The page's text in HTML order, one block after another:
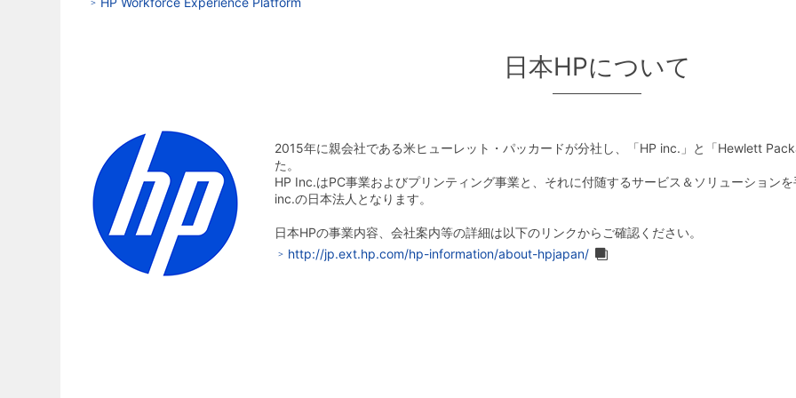
日本HPについて
2015年に親会社である米ヒューレット・パッカードが分社し、「HP inc.」と「Hewlett
た。
HP Inc.はPC事業およびプリンティング事業と、それに付随するサービス＆ソリューション
inc.の日本法人となります。
日本HPの事業内容、会社案内等の詳細は以下のリンクからご確認ください。
http://jp.ext.hp.com/hp-information/about-hpjapan/